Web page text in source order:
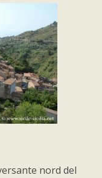
nord del